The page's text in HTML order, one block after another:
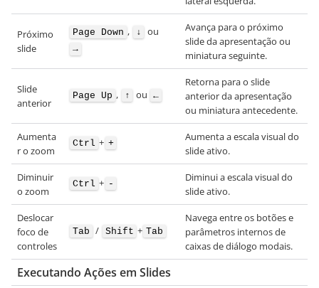
Próximo
slide
Page Down , ↓ ou
→
Avança para o próximo
slide da apresentação ou
miniatura seguinte.
Slide
anterior
Page Up , ↑ ou ←
Retorna para o slide
anterior da apresentação
ou miniatura antecedente.
Aumenta
r o zoom
Ctrl + +
Aumenta a escala visual do
slide ativo.
Diminuir
o zoom
Ctrl + -
Diminui a escala visual do
slide ativo.
Deslocar
foco de
controles
Tab / Shift + Tab
Navega entre os botões e
parâmetros internos de
caixas de diálogo modais.
Executando Ações em Slides